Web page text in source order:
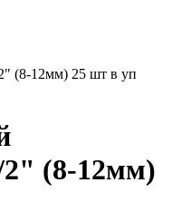
(8-12мм) 25 шт в уп
2" (8-12мм)